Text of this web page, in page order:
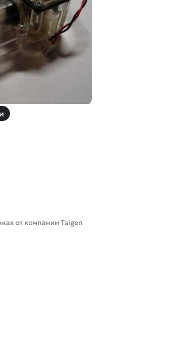
от компании Taigen
Заказать звонок